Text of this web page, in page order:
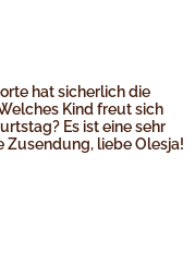
hat sicherlich die
Kind freut sich
Es ist eine sehr
Zusendung, liebe Olesja!